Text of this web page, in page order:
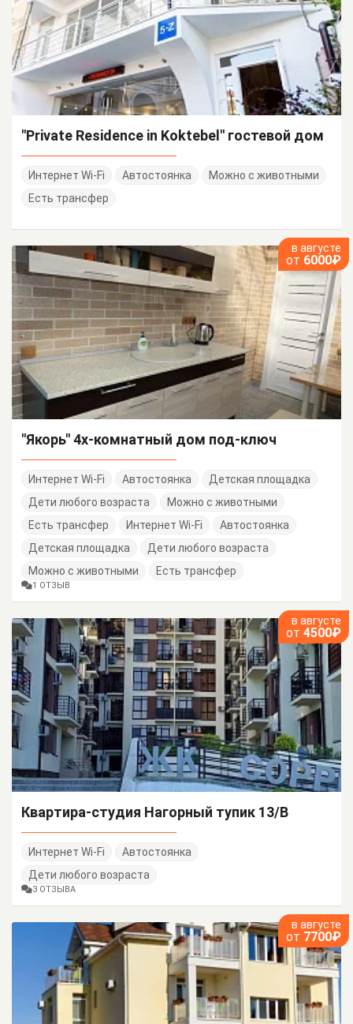
"Private Residence in Koktebel" гостевой дом
Интернет Wi-Fi Автостоянка
Можно с животными
Есть трансфер
в августе
от 6000₽
"Якорь" 4х-комнатный дом под-ключ
Интернет Wi-Fi Автостоянка
Детская площадка
Дети любого возраста
Можно с животными
Есть трансфер
Интернет Wi-Fi
Автостоянка
Детская площадка
Дети любого возраста
Можно с животными
Есть трансфер
1 ОТЗЫВ
в августе
от 4500₽
Квартира-студия Нагорный тупик 13/В
Интернет Wi-Fi
Автостоянка
Дети любого возраста
3 ОТЗЫВА
в августе
от 7700₽